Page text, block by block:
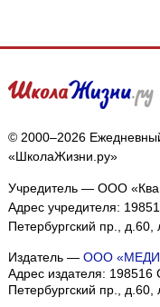
© 2000–2026
«ШколаЖизни.ру»
Учредитель — ООО
Адрес учредителя:
Петербургский пр.,
Издатель — ООО
Адрес издателя: 198516
Петербургский пр.,